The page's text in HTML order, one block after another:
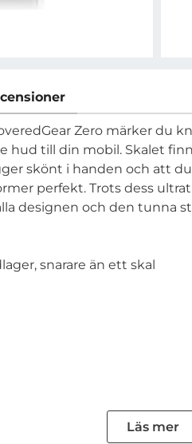
Zero märker du
till din mobil. Skalet
skönt i handen och att
perfekt. Trots dess
designen och den tunna
snarare än ett skal
Läs mer